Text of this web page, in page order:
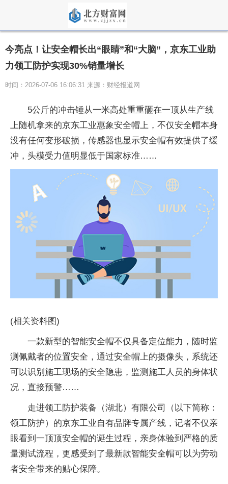
今亮点！让安全帽长出“眼睛”和“大脑”，京东工业助
力领工防护实现30%销量增长
时间：2026-07-06 16:06:31 来源：财经报道网
5公斤的冲击锤从一米高处重重砸在一顶从生产线
上随机拿来的京东工业惠象安全帽上，不仅安全帽本身
没有任何变形破损，传感器也显示安全帽有效提供了缓
冲，头模受力值明显低于国家标准……
(相关资料图)
一款新型的智能安全帽不仅具备定位能力，随时监
测佩戴者的位置安全，通过安全帽上的摄像头，系统还
可以识别施工现场的安全隐患，监测施工人员的身体状
况，直接预警……
走进领工防护装备（湖北）有限公司（以下简称：
领工防护）的京东工业自有品牌专属产线，记者不仅亲
眼看到一顶顶安全帽的诞生过程，亲身体验到严格的质
量测试流程，更感受到了最新款智能安全帽可以为劳动
者安全带来的贴心保障。